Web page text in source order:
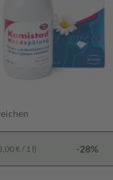
€ / 1 l) -28%